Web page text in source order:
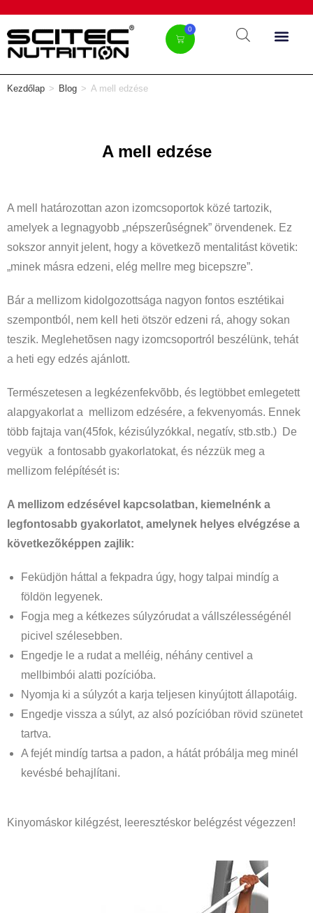
0
Kezdőlap > Blog > A mell edzése
A mell edzése
A mell határozottan azon izomcsoportok közé tartozik,
amelyek a legnagyobb „népszerûségnek” örvendenek. Ez
sokszor annyit jelent, hogy a következõ mentalitást követik:
„minek másra edzeni, elég mellre meg bicepszre”.
Bár a mellizom kidolgozottsága nagyon fontos esztétikai
szempontból, nem kell heti ötször edzeni rá, ahogy sokan
teszik. Meglehetõsen nagy izomcsoportról beszélünk, tehát
a heti egy edzés ajánlott.
Természetesen a legkézenfekvõbb, és legtöbbet emlegetett
alapgyakorlat a mellizom edzésére, a fekvenyomás. Ennek
több fajtaja van(45fok, kézisúlyzókkal, negatív, stb.stb.) De
vegyük a fontosabb gyakorlatokat, és nézzük meg a
mellizom felépítését is:
A mellizom edzésével kapcsolatban, kiemelnénk a
legfontosabb gyakorlatot, amelynek helyes elvégzése a
következõképpen zajlik:
Feküdjön háttal a fekpadra úgy, hogy talpai mindíg a
földön legyenek.
Fogja meg a kétkezes súlyzórudat a vállszélességénél
picivel szélesebben.
Engedje le a rudat a melléig, néhány centivel a
mellbimbói alatti pozícióba.
Nyomja ki a súlyzót a karja teljesen kinyújtott állapotáig.
Engedje vissza a súlyt, az alsó pozícióban rövid szünetet
tartva.
A fejét mindíg tartsa a padon, a hátát próbálja meg minél
kevésbé behajlítani.
Kinyomáskor kilégzést, leeresztéskor belégzést végezzen!